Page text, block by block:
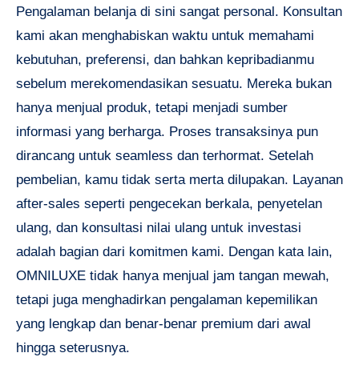
Pengalaman belanja di sini sangat personal. Konsultan
kami akan menghabiskan waktu untuk memahami
kebutuhan, preferensi, dan bahkan kepribadianmu
sebelum merekomendasikan sesuatu. Mereka bukan
hanya menjual produk, tetapi menjadi sumber
informasi yang berharga. Proses transaksinya pun
dirancang untuk seamless dan terhormat. Setelah
pembelian, kamu tidak serta merta dilupakan. Layanan
after-sales seperti pengecekan berkala, penyetelan
ulang, dan konsultasi nilai ulang untuk investasi
adalah bagian dari komitmen kami. Dengan kata lain,
OMNILUXE tidak hanya menjual jam tangan mewah,
tetapi juga menghadirkan pengalaman kepemilikan
yang lengkap dan benar-benar premium dari awal
hingga seterusnya.